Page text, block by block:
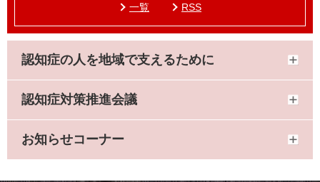
一覧 RSS
認知症の人を地域で支えるために
認知症対策推進会議
お知らせコーナー